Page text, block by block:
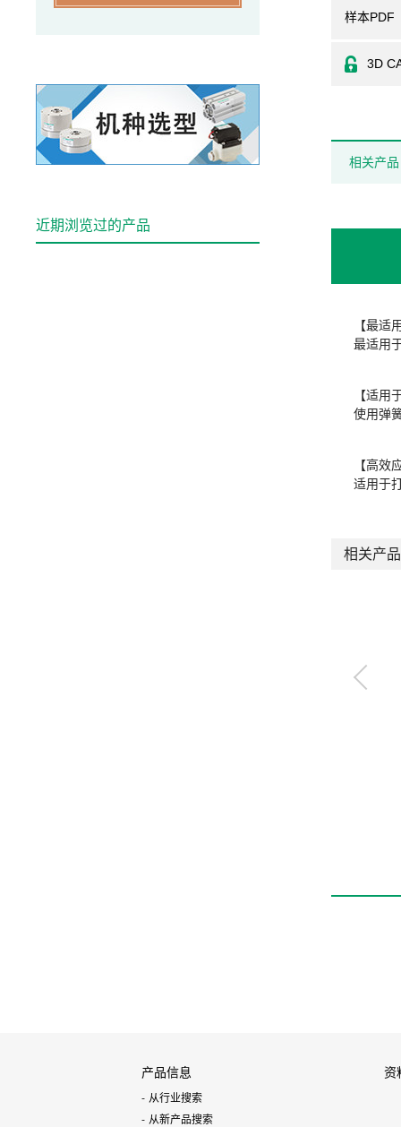
样本PDF
3D
相关产品
【最适
最适用
【适用
使用弹
【高效
适用于
相关产品
近期浏览过的产品
产品信息
从行业搜索
从新产品搜索
资